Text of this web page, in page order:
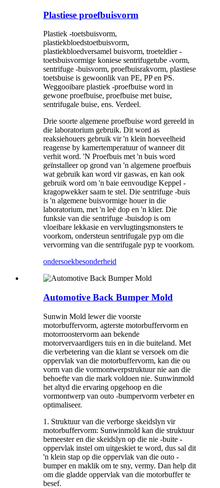
Plastiese proefbuisvorm
Plastiek -toetsbuisvorm,
plastiekbloedstoetbuisvorm,
plastiekbloedversamel buisvorm, troeteldier -
toetsbuisvormige koniese sentrifugetube -vorm,
sentrifuge -buisvorm, proefbuisrakvorm, plastiese
toetsbuise is gewoonlik van PE, PP en PS.
Weggooibare plastiek -proefbuise word in
gewone proefbuise, proefbuise met buise,
sentrifugale buise, ens. Verdeel.
Drie soorte algemene proefbuise word gereeld in
die laboratorium gebruik. Dit word as
reaksiehouers gebruik vir 'n klein hoeveelheid
reagense by kamertemperatuur of wanneer dit
verhit word. 'N Proefbuis met 'n buis word
geïnstalleer op grond van 'n algemene proefbuis
wat gebruik kan word vir gaswas, en kan ook
gebruik word om 'n baie eenvoudige Keppel -
kragopwekker saam te stel. Die sentrifuge -buis
is 'n algemene buisvormige houer in die
laboratorium, met 'n leë dop en 'n klier. Die
funksie van die sentrifuge -buisdop is om
vloeibare lekkasie en vervlugtingsmonsters te
voorkom, ondersteun sentrifugale pyp om die
vervorming van die sentrifugale pyp te voorkom.
ondersoekbesonderheid
Automotive Back Bumper Mold
Sunwin Mold lewer die voorste
motorbuffervorm, agterste motorbuffervorm en
motorroostervorm aan bekende
motorvervaardigers tuis en in die buiteland. Met
die verbetering van die klant se versoek om die
oppervlak van die motorbuffervorm, kan die ou
vorm van die vormontwerpstruktuur nie aan die
behoefte van die mark voldoen nie. Sunwinmold
het altyd die ervaring opgehoop en die
vormontwerp van outo -bumpervorm verbeter en
optimaliseer.
1. Struktuur van die verborge skeidslyn vir
motorbuffervorm: Sunwinmold kan die struktuur
bemeester en die skeidslyn op die nie -buite -
oppervlak instel om uitgeskiet te word, dus sal dit
'n klein stap op die oppervlak van die outo -
bumper en maklik om te sny, vermy. Dan help dit
om die gladde oppervlak van die motorbuffer te
besef.